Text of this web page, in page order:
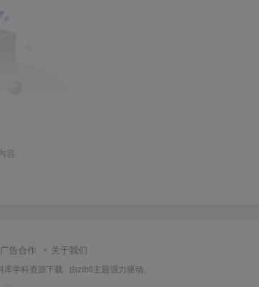
容
广告合作 关于我们
库学科资源下载 · 由zibll主题强力驱动.